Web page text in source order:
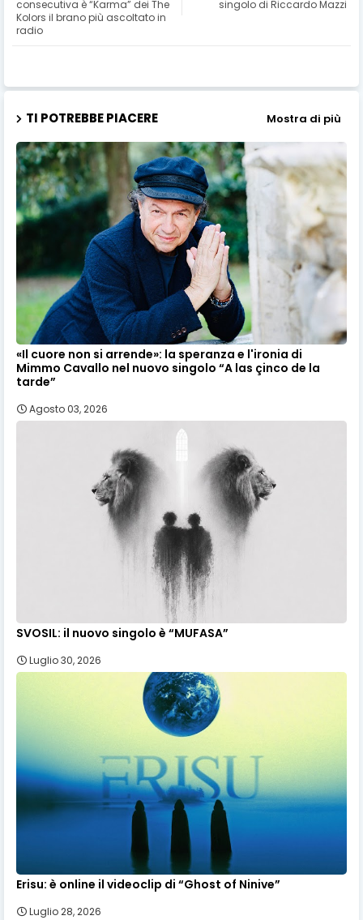
singolo di Riccardo Mazzi
consecutiva è “Karma” dei The
Kolors il brano più ascoltato in
radio
TI POTREBBE PIACERE Mostra di più
«Il cuore non si arrende»: la speranza e l'ironia di
Mimmo Cavallo nel nuovo singolo “A las çinco de la
tarde”
Agosto 03, 2026
SVOSIL: il nuovo singolo è “MUFASA”
Luglio 30, 2026
Erisu: è online il videoclip di “Ghost of Ninive”
Luglio 28, 2026